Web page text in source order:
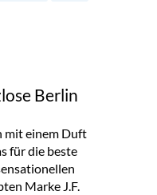
Berlin
mit einem Duft
für die beste
Marke J.F.